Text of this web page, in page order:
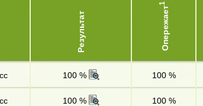
Результат Опережает
1
100 % 100 %
100 % 100 %